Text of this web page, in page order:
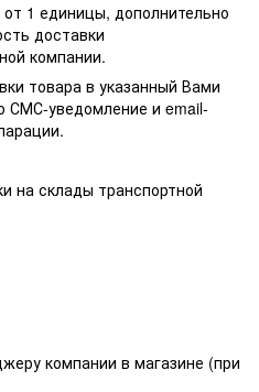
1 единицы, дополнительно
доставки
компании.
товара в указанный Вами
СМС-уведомление и email-
на склады транспортной
компании в магазине (при